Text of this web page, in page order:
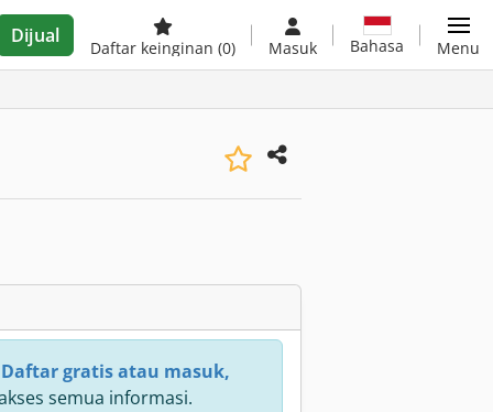
Dijual
Daftar keinginan (0) Masuk Bahasa Menu
Daftar gratis atau masuk,
semua informasi.